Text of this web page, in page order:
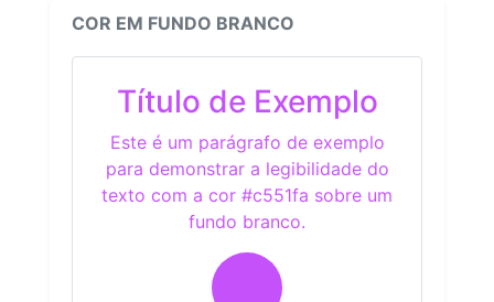
COR EM FUNDO BRANCO
Título de Exemplo
Este é um parágrafo de exemplo
para demonstrar a legibilidade do
texto com a cor #c551fa sobre um
fundo branco.